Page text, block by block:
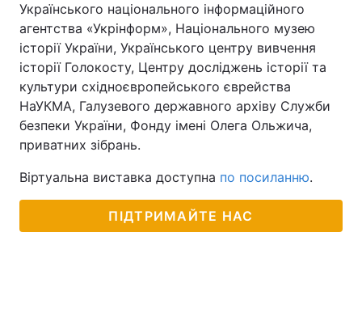
Тема оформлення
Українського національного інформаційного
агентства «Укрінформ», Національного музею
історії України, Українського центру вивчення
історії Голокосту, Центру досліджень історії та
культури східноєвропейського єврейства
НаУКМА, Галузевого державного архіву Служби
безпеки України, Фонду імені Олега Ольжича,
приватних зібрань.
Віртуальна виставка доступна по посиланню.
ПІДТРИМАЙТЕ НАС